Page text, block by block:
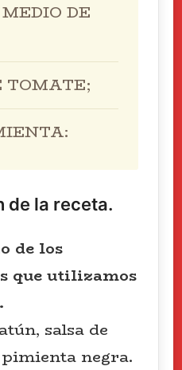
DE
TOMATE;
de la receta.
de los
que utilizamos
salsa de
negra.